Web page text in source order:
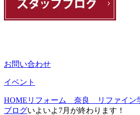
お問い合わせ
イベント
HOME リフォーム 奈良 リファイン
ブログいよいよ7月が終わります！